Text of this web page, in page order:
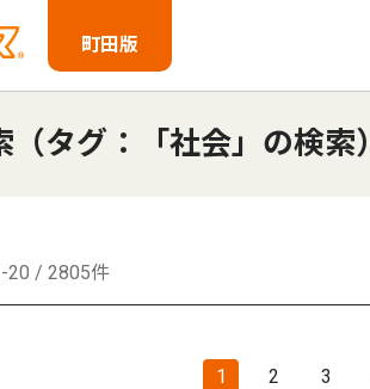
町田版
（タグ：「社会」の検索）
20 / 2805件
1 2 3